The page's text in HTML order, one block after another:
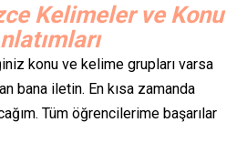
Kelimeler ve Konu
konu ve kelime grupları varsa
bana iletin. En kısa zamanda
Tüm öğrencilerime başarılar